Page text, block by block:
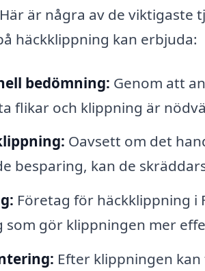
är några av de
häckklippning kan erbjuda:
bedömning: Genom att
flikar och klippning är
Oavsett om det
besparing, kan de
Företag för häckklippning
gör klippningen mer
Efter klippningen